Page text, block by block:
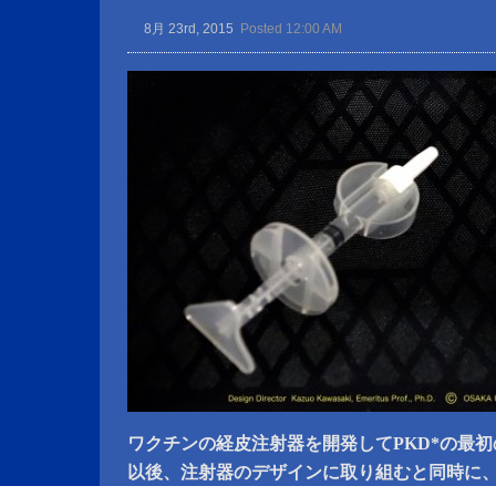
8月 23rd, 2015 Posted 12:00 AM
ワクチンの経皮注射器を開発してPKD*の最
以後、注射器のデザインに取り組むと同時に